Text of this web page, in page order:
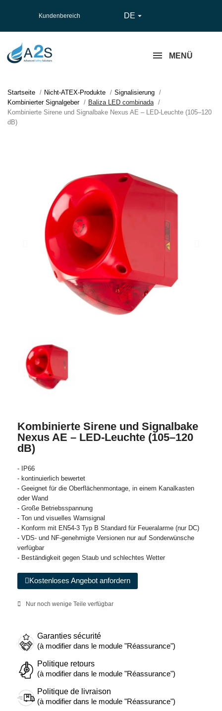
Kundenbereich DE 
MENÜ
Startseite Nicht-ATEX-Produkte
Signalisierung
Kombinierter Signalgeber
Baliza LED combinada
Kombinierte Sirene und Signalbake Nexus AE – LED-Leuchte (105–120
dB)
Kombinierte Sirene und Signalbake
Nexus AE – LED-Leuchte (105–120
dB)
- IP66
- kontinuierlich bewertet
- Geeignet für die Oberflächenmontage, in einem Kanalkasten
oder Wand
- Große Betriebsspannung
- Ton und visuelles Warnsignal
- Konform mit EN54-3 Typ B Standard für Feueralarme (nur DC)
- VDS- und NF-genehmigte Versionen nur auf Sonderwünsche
verfügbar
- Beständigkeit gegen Staub und schlechtes Wetter
Kostenloses Angebot anfordern
Nur noch wenige Teile verfügbar
Garanties sécurité
(à modifier dans le module "Réassurance")
Politique retours
(à modifier dans le module "Réassurance")
Politique de livraison
(à modifier dans le module "Réassurance")